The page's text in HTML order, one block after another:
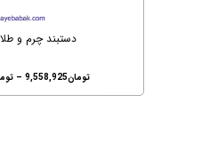
دستبند چرم و طلا DM021
تومان9,558,925
–